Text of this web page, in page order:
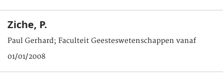
Ziche, P.
Paul Gerhard; Faculteit Geesteswetenschappen vanaf
01/01/2008